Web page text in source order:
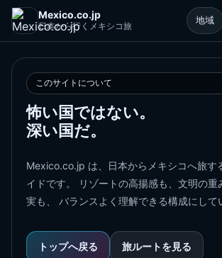
Mexico.co.jp
日本から行くメキシコ旅
地域
このサイトについて
怖い国ではない。
深い国だ。
Mexico.co.jp は、日本からメキシコへ旅す
イドです。 リゾートの高揚感も、文明の重
実も、 バランスよく理解できる構成にして
トップへ戻る 旅ルートを見る